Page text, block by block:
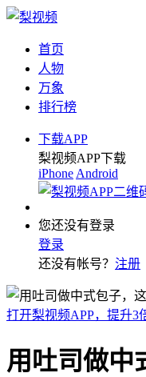
首页
人物
万象
排行榜
下载APP
梨视频APP下载
iPhone Android
您还没有登录
登录
还没有帐号？ 注册
打开梨视频APP，提升3
用吐司做中